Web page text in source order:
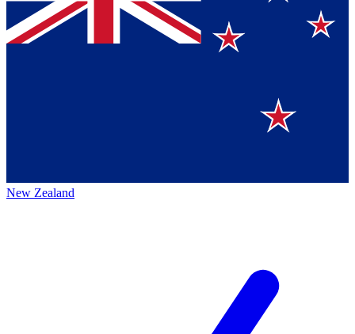
New Zealand